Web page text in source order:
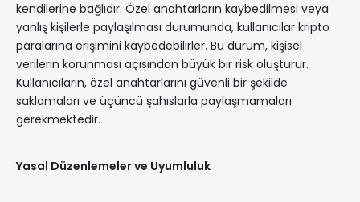
kendilerine bağlıdır. Özel anahtarların kaybedilmesi veya
yanlış kişilerle paylaşılması durumunda, kullanıcılar kripto
paralarına erişimini kaybedebilirler. Bu durum, kişisel
verilerin korunması açısından büyük bir risk oluşturur.
Kullanıcıların, özel anahtarlarını güvenli bir şekilde
saklamaları ve üçüncü şahıslarla paylaşmamaları
gerekmektedir.
Yasal Düzenlemeler ve Uyumluluk